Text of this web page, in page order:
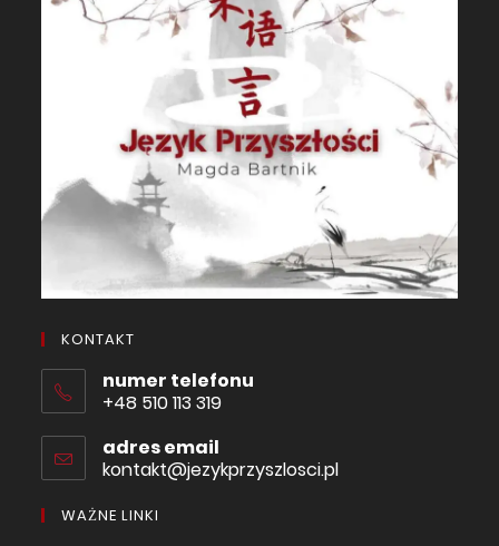
KONTAKT
numer telefonu
+48 510 113 319
adres email
kontakt@jezykprzyszlosci.pl
WAŻNE LINKI